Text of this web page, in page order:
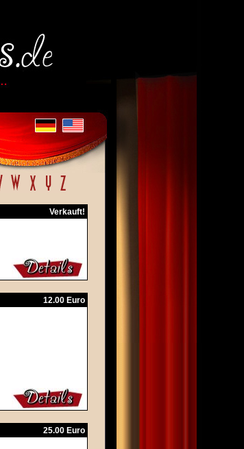
Verkauft!
12.00 Euro
25.00 Euro